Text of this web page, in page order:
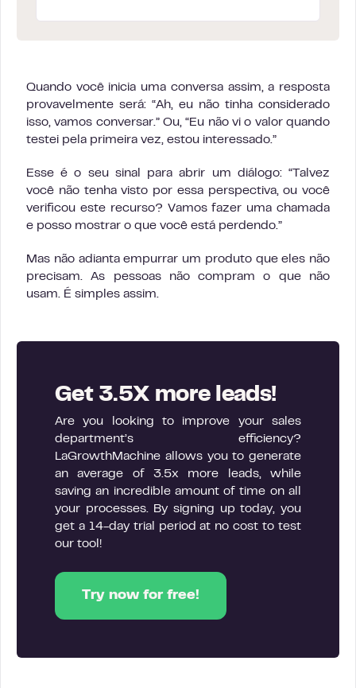
Quando você inicia uma conversa assim, a resposta
provavelmente será: “Ah, eu não tinha considerado
isso, vamos conversar.” Ou, “Eu não vi o valor quando
testei pela primeira vez, estou interessado.”
Esse é o seu sinal para abrir um diálogo: “Talvez
você não tenha visto por essa perspectiva, ou você
verificou este recurso? Vamos fazer uma chamada
e posso mostrar o que você está perdendo.”
Mas não adianta empurrar um produto que eles não
precisam. As pessoas não compram o que não
usam. É simples assim.
Get 3.5X more leads!
Are you looking to improve your sales
department’s efficiency?
LaGrowthMachine allows you to generate
an average of 3.5x more leads, while
saving an incredible amount of time on all
your processes. By signing up today, you
get a 14-day trial period at no cost to test
our tool!
Try now for free!